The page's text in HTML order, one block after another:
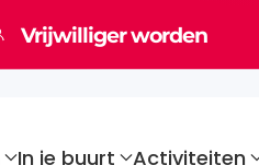
Vrijwilliger worden
In je buurt Activiteiten